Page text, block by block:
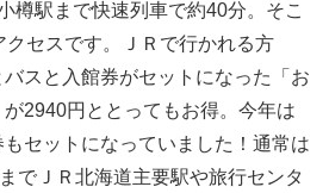
樽駅まで快速列車で約40分。そこ
セスです。ＪＲで行かれる方
スと入館券がセットになった「お
2940円ととってもお得。今年は
セットになっていました！通常は
でＪＲ北海道主要駅や旅行センタ